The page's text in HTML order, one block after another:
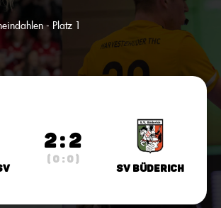
- Platz 1
2 : 2
( 0 : 0 )
SV Büderich